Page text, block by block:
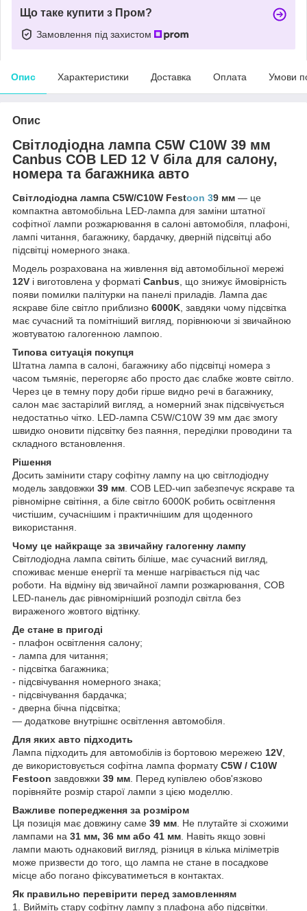
Що таке купити з Пром?
Замовлення під захистом
Опис Характеристики Доставка Оплата Умови
Опис
Світлодіодна лампа C5W C10W 39 мм
Canbus COB LED 12 V біла для салону,
номера та багажника авто
Світлодіодна лампа C5W/C10W Festoon 39 мм — це
компактна автомобільна LED-лампа для заміни штатної
софітної лампи розжарювання в салоні автомобіля, плафоні,
лампі читання, багажнику, бардачку, дверній підсвітці або
підсвітці номерного знака.
Модель розрахована на живлення від автомобільної мережі
12V і виготовлена у форматі Canbus, що знижує ймовірність
появи помилки палітурки на панелі приладів. Лампа дає
яскраве біле світло приблизно 6000K, завдяки чому підсвітка
має сучасний та помітніший вигляд, порівнюючи зі звичайною
жовтуватою галогенною лампою.
Типова ситуація покупця
Штатна лампа в салоні, багажнику або підсвітці номера з
часом тьмяніє, перегоряє або просто дає слабке жовте світло.
Через це в темну пору доби гірше видно речі в багажнику,
салон має застарілий вигляд, а номерний знак підсвічується
недостатньо чітко. LED-лампа C5W/C10W 39 мм дає змогу
швидко оновити підсвітку без паяння, переділки проводини та
складного встановлення.
Рішення
Досить замінити стару софітну лампу на цю світлодіодну
модель завдовжки 39 мм. COB LED-чип забезпечує яскраве та
рівномірне світіння, а біле світло 6000K робить освітлення
чистішим, сучаснішим і практичнішим для щоденного
використання.
Чому це найкраще за звичайну галогенну лампу
Світлодіодна лампа світить біліше, має сучасний вигляд,
споживає менше енергії та менше нагрівається під час
роботи. На відміну від звичайної лампи розжарювання, COB
LED-панель дає рівномірніший розподіл світла без
вираженого жовтого відтінку.
Де стане в пригоді
- плафон освітлення салону;
- лампа для читання;
- підсвітка багажника;
- підсвічування номерного знака;
- підсвічування бардачка;
- дверна бічна підсвітка;
— додаткове внутрішнє освітлення автомобіля.
Для яких авто підходить
Лампа підходить для автомобілів із бортовою мережею 12V,
де використовується софітна лампа формату C5W / C10W
Festoon завдовжки 39 мм. Перед купівлею обов'язково
порівняйте розмір старої лампи з цією моделлю.
Важливе попередження за розміром
Ця позиція має довжину саме 39 мм. Не плутайте зі схожими
лампами на 31 мм, 36 мм або 41 мм. Навіть якщо зовні
лампи мають однаковий вигляд, різниця в кілька міліметрів
може призвести до того, що лампа не стане в посадкове
місце або погано фіксуватиметься в контактах.
Як правильно перевірити перед замовленням
1. Вийміть стару софітну лампу з плафона або підсвітки.